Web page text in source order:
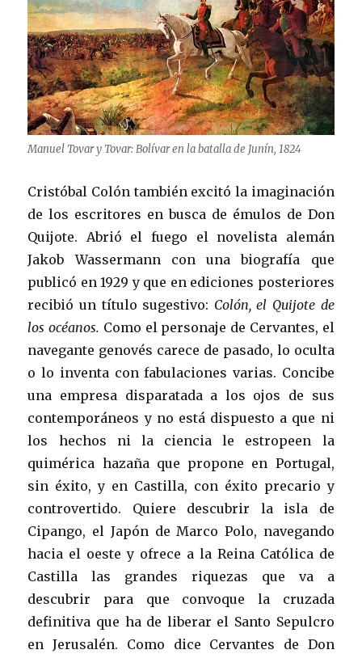
Manuel Tovar y Tovar: Bolívar en la batalla de Junín, 1824
Cristóbal Colón también excitó la imaginación
de los escritores en busca de émulos de Don
Quijote. Abrió el fuego el novelista alemán
Jakob Wassermann con una biografía que
publicó en 1929 y que en ediciones posteriores
recibió un título sugestivo: Colón, el Quijote de
los océanos. Como el personaje de Cervantes, el
navegante genovés carece de pasado, lo oculta
o lo inventa con fabulaciones varias. Concibe
una empresa disparatada a los ojos de sus
contemporáneos y no está dispuesto a que ni
los hechos ni la ciencia le estropeen la
quimérica hazaña que propone en Portugal,
sin éxito, y en Castilla, con éxito precario y
controvertido. Quiere descubrir la isla de
Cipango, el Japón de Marco Polo, navegando
hacia el oeste y ofrece a la Reina Católica de
Castilla las grandes riquezas que va a
descubrir para que convoque la cruzada
definitiva que ha de liberar el Santo Sepulcro
en Jerusalén. Como dice Cervantes de Don